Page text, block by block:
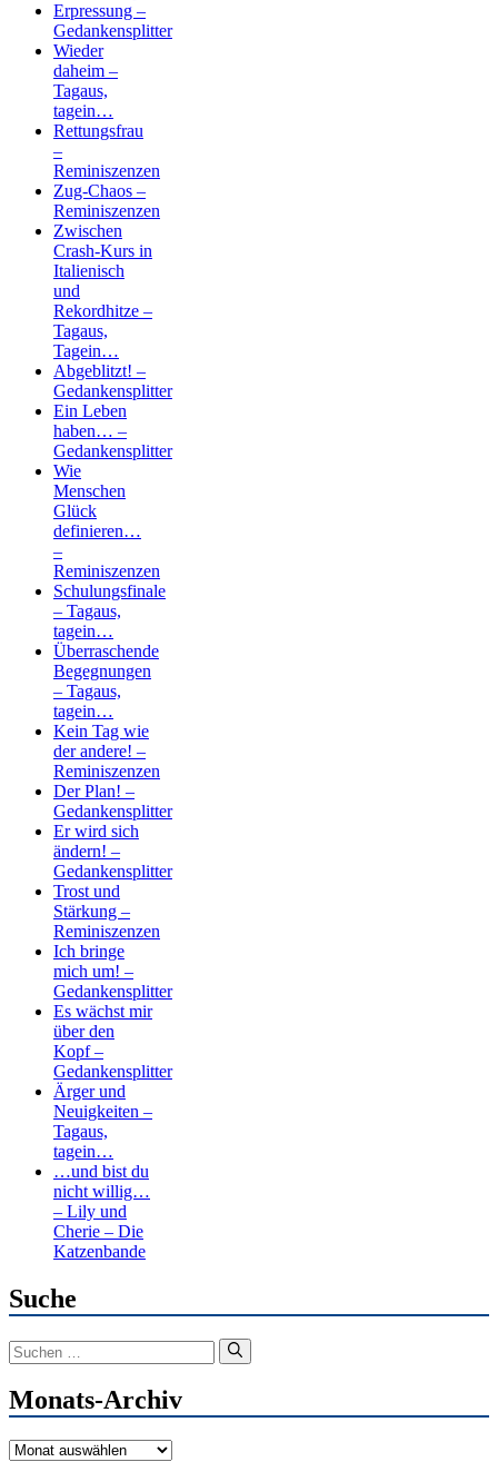
Erpressung –
Gedankensplitter
Wieder
daheim –
Tagaus,
tagein…
Rettungsfrau
–
Reminiszenzen
Zug-Chaos –
Reminiszenzen
Zwischen
Crash-Kurs in
Italienisch
und
Rekordhitze –
Tagaus,
Tagein…
Abgeblitzt! –
Gedankensplitter
Ein Leben
haben… –
Gedankensplitter
Wie
Menschen
Glück
definieren…
–
Reminiszenzen
Schulungsfinale
– Tagaus,
tagein…
Überraschende
Begegnungen
– Tagaus,
tagein…
Kein Tag wie
der andere! –
Reminiszenzen
Der Plan! –
Gedankensplitter
Er wird sich
ändern! –
Gedankensplitter
Trost und
Stärkung –
Reminiszenzen
Ich bringe
mich um! –
Gedankensplitter
Es wächst mir
über den
Kopf –
Gedankensplitter
Ärger und
Neuigkeiten –
Tagaus,
tagein…
…und bist du
nicht willig…
– Lily und
Cherie – Die
Katzenbande
Suche
Suchen
nach:
Monats-Archiv
Monats-